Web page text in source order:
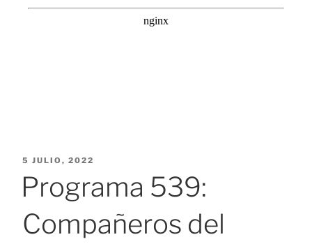
PUBLICADO
5 JULIO, 2022
Programa 539:
Compañeros del